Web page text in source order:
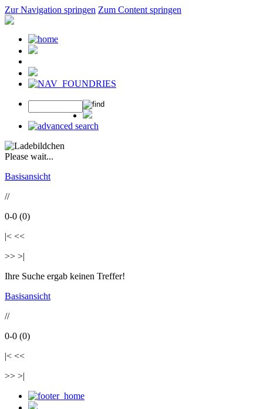
Zur Navigation springen Zum Content springen
Please wait...
Basisansicht
//
0-0 (0)
|< <<
>> >|
Ihre Suche ergab keinen Treffer!
Basisansicht
//
0-0 (0)
|< <<
>> >|